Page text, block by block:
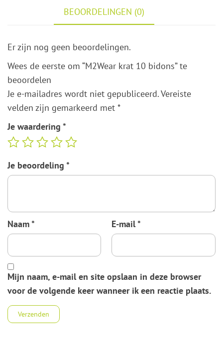
BEOORDELINGEN (0)
Er zijn nog geen beoordelingen.
Wees de eerste om “M2Wear krat 10 bidons” te
beoordelen
Je e-mailadres wordt niet gepubliceerd.Vereiste
velden zijn gemarkeerd met *
Je waardering *
Je beoordeling *
Naam* E-mail*
Mijn naam, e-mail en site opslaan in deze browser
voor de volgende keer wanneer ik een reactie plaats.